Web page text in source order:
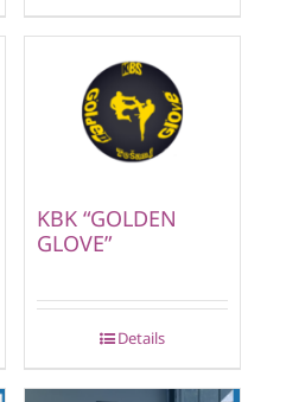
KBK “GOLDEN
GLOVE”
Details